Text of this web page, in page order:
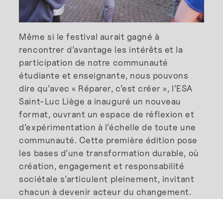
Même si le festival aurait gagné à
rencontrer d’avantage les intérêts et la
participation de notre communauté
étudiante et enseignante, nous pouvons
dire qu’avec « Réparer, c’est créer », l’ESA
Saint-Luc Liège a inauguré un nouveau
format, ouvrant un espace de réflexion et
d’expérimentation à l’échelle de toute une
communauté. Cette première édition pose
les bases d’une transformation durable, où
création, engagement et responsabilité
sociétale s’articulent pleinement, invitant
chacun à devenir acteur du changement.